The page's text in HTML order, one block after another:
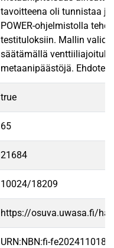
tavoitteena oli tunnistaa
POWER-ohjelmistolla
testituloksiin. Mallin
säätämällä
metaanipäästöjä.
true
65
21684
10024/18209
https://osuva.uwasa.fi/
URN:NBN:fi-